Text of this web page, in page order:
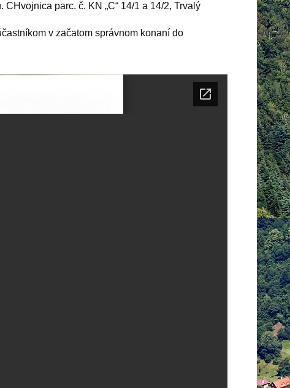
parc. č. KN „C“ 14/1 a 14/2, Trvalý
v začatom správnom konaní do